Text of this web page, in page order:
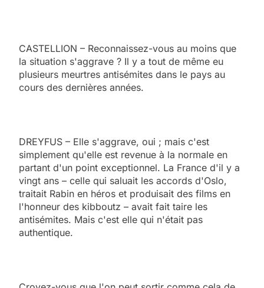
CASTELLION – Reconnaissez-vous au moins que
la situation s'aggrave ? Il y a tout de même eu
plusieurs meurtres antisémites dans le pays au
cours des dernières années.
DREYFUS – Elle s'aggrave, oui ; mais c'est
simplement qu'elle est revenue à la normale en
partant d'un point exceptionnel. La France d'il y a
vingt ans – celle qui saluait les accords d'Oslo,
traitait Rabin en héros et produisait des films en
l'honneur des kibboutz – avait fait taire les
antisémites. Mais c'est elle qui n'était pas
authentique.